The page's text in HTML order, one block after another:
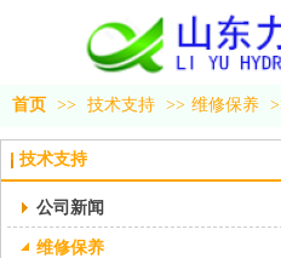
首页 >> 技术支持 >> 维修保养
技术支持
公司新闻
维修保养